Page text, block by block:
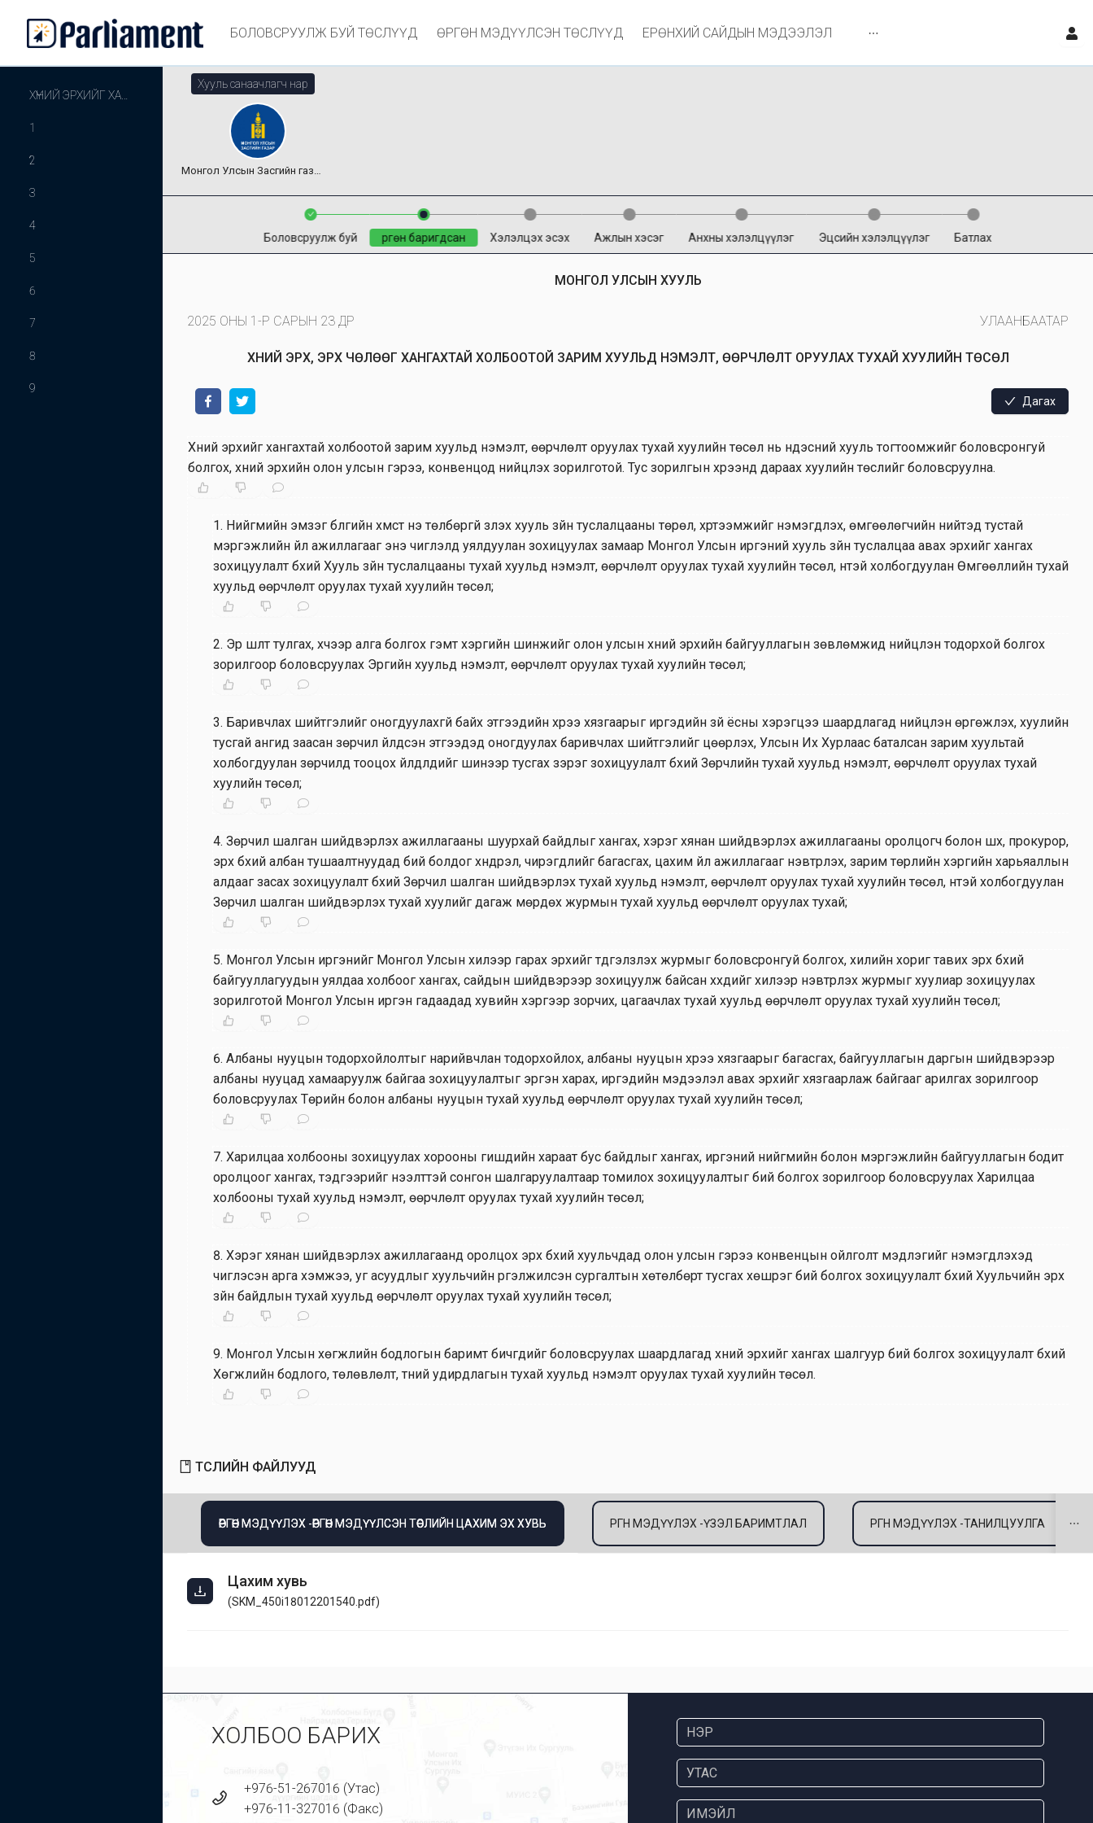
БОЛОВСРУУЛЖ БУЙ ТӨСЛҮҮД ӨРГӨН МЭДҮҮЛСЭН ТӨСЛҮҮД ЕРӨНХИЙ САЙДЫН МЭДЭЭЛЭЛ
1
2
3
4
5
6
7
8
9
Хууль санаачлагч нар
Монгол Улсын Засгийн газар
Боловсруулж буй Өргөн баригдсан Хэлэлцэх эсэх Ажлын хэсэг Анхны хэлэлцүүлэг Эцсийн хэлэлцүүлэг Батлах
МОНГОЛ УЛСЫН ХУУЛЬ
2025 ОНЫ 1-Р САРЫН 23 ӨДӨР УЛААНБААТАР
ХҮНИЙ ЭРХ, ЭРХ ЧӨЛӨӨГ ХАНГАХТАЙ ХОЛБООТОЙ ЗАРИМ ХУУЛЬД НЭМЭЛТ, ӨӨРЧЛӨЛТ ОРУУЛАХ ТУХАЙ ХУУЛИЙН ТӨСӨЛ
Дагах
Хүний эрхийг хангахтай холбоотой зарим хуульд нэмэлт, өөрчлөлт оруулах тухай хуулийн төсөл нь үндэсний хууль тогтоомжийг боловсронгуй
болгох, хүний эрхийн олон улсын гэрээ, конвенцод нийцүүлэх зорилготой. Тус зорилгын хүрээнд дараах хуулийн төслийг боловсруулна.
1. Нийгмийн эмзэг бүлгийн хүмүүст үнэ төлбөргүй үзүүлэх хууль зүйн туслалцааны төрөл, хүртээмжийг нэмэгдүүлэх, өмгөөлөгчийн нийтэд тустай
мэргэжлийн үйл ажиллагааг энэ чиглэлд уялдуулан зохицуулах замаар Монгол Улсын иргэний хууль зүйн туслалцаа авах эрхийг хангах
зохицуулалт бүхий Хууль зүйн туслалцааны тухай хуульд нэмэлт, өөрчлөлт оруулах тухай хуулийн төсөл, үүнтэй холбогдуулан Өмгөөллийн тухай
хуульд өөрчлөлт оруулах тухай хуулийн төсөл;
2. Эрүү шүүлт тулгах, хүчээр алга болгох гэмт хэргийн шинжийг олон улсын хүний эрхийн байгууллагын зөвлөмжид нийцүүлэн тодорхой болгох
зорилгоор боловсруулах Эрүүгийн хуульд нэмэлт, өөрчлөлт оруулах тухай хуулийн төсөл;
3. Баривчлах шийтгэлийг оногдуулахгүй байх этгээдийн хүрээ хязгаарыг иргэдийн зүй ёсны хэрэгцээ шаардлагад нийцүүлэн өргөжүүлэх, хуулийн
тусгай ангид заасан зөрчил үйлдсэн этгээдэд оногдуулах баривчлах шийтгэлийг цөөрүүлэх, Улсын Их Хурлаас баталсан зарим хуультай
холбогдуулан зөрчилд тооцох үйлдлүүдийг шинээр тусгах зэрэг зохицуулалт бүхий Зөрчлийн тухай хуульд нэмэлт, өөрчлөлт оруулах тухай
хуулийн төсөл;
4. Зөрчил шалган шийдвэрлэх ажиллагааны шуурхай байдлыг хангах, хэрэг хянан шийдвэрлэх ажиллагааны оролцогч болон шүүх, прокурор,
эрх бүхий албан тушаалтнуудад бий болдог хүндрэл, чирэгдлийг багасгах, цахим үйл ажиллагааг нэвтрүүлэх, зарим төрлийн хэргийн харьяаллын
алдааг засах зохицуулалт бүхий Зөрчил шалган шийдвэрлэх тухай хуульд нэмэлт, өөрчлөлт оруулах тухай хуулийн төсөл, үүнтэй холбогдуулан
Зөрчил шалган шийдвэрлэх тухай хуулийг дагаж мөрдөх журмын тухай хуульд өөрчлөлт оруулах тухай;
5. Монгол Улсын иргэнийг Монгол Улсын хилээр гарах эрхийг түдгэлзүүлэх журмыг боловсронгуй болгох, хилийн хориг тавих эрх бүхий
байгууллагуудын уялдаа холбоог хангах, сайдын шийдвэрээр зохицуулж байсан хүүхдийг хилээр нэвтрүүлэх журмыг хуулиар зохицуулах
зорилготой Монгол Улсын иргэн гадаадад хувийн хэргээр зорчих, цагаачлах тухай хуульд өөрчлөлт оруулах тухай хуулийн төсөл;
6. Албаны нууцын тодорхойлолтыг нарийвчлан тодорхойлох, албаны нууцын хүрээ хязгаарыг багасгах, байгууллагын даргын шийдвэрээр
албаны нууцад хамааруулж байгаа зохицуулалтыг эргэн харах, иргэдийн мэдээлэл авах эрхийг хязгаарлаж байгааг арилгах зорилгоор
боловсруулах Төрийн болон албаны нууцын тухай хуульд өөрчлөлт оруулах тухай хуулийн төсөл;
7. Харилцаа холбооны зохицуулах хорооны гишүүдийн хараат бус байдлыг хангах, иргэний нийгмийн болон мэргэжлийн байгууллагын бодит
оролцоог хангах, тэдгээрийг нээлттэй сонгон шалгаруулалтаар томилох зохицуулалтыг бий болгох зорилгоор боловсруулах Харилцаа
холбооны тухай хуульд нэмэлт, өөрчлөлт оруулах тухай хуулийн төсөл;
8. Хэрэг хянан шийдвэрлэх ажиллагаанд оролцох эрх бүхий хуульчдад олон улсын гэрээ конвенцын ойлголт мэдлэгийг нэмэгдүүлэхэд
чиглэсэн арга хэмжээ, уг асуудлыг хуульчийн үргэлжилсэн сургалтын хөтөлбөрт тусгах хөшүүрэг бий болгох зохицуулалт бүхий Хуульчийн эрх
зүйн байдлын тухай хуульд өөрчлөлт оруулах тухай хуулийн төсөл;
9. Монгол Улсын хөгжлийн бодлогын баримт бичгүүдийг боловсруулах шаардлагад хүний эрхийг хангах шалгуур бий болгох зохицуулалт бүхий
Хөгжлийн бодлого, төлөвлөлт, түүний удирдлагын тухай хуульд нэмэлт оруулах тухай хуулийн төсөл.
ТӨСЛИЙН ФАЙЛУУД
ӨРГӨН МЭДҮҮЛЭХ -ӨРГӨН МЭДҮҮЛСЭН ТӨСЛИЙН ЦАХИМ ЭХ ХУВЬ ӨРГӨН МЭДҮҮЛЭХ -ҮЗЭЛ БАРИМТЛАЛ ӨРГӨН МЭДҮҮЛЭХ -ТАНИЛЦУУЛГА
Цахим хувь
(SKM_450i18012201540.pdf)
ХОЛБОО БАРИХ
+976-51-267016 (Утас)
+976-11-327016 (Факс)